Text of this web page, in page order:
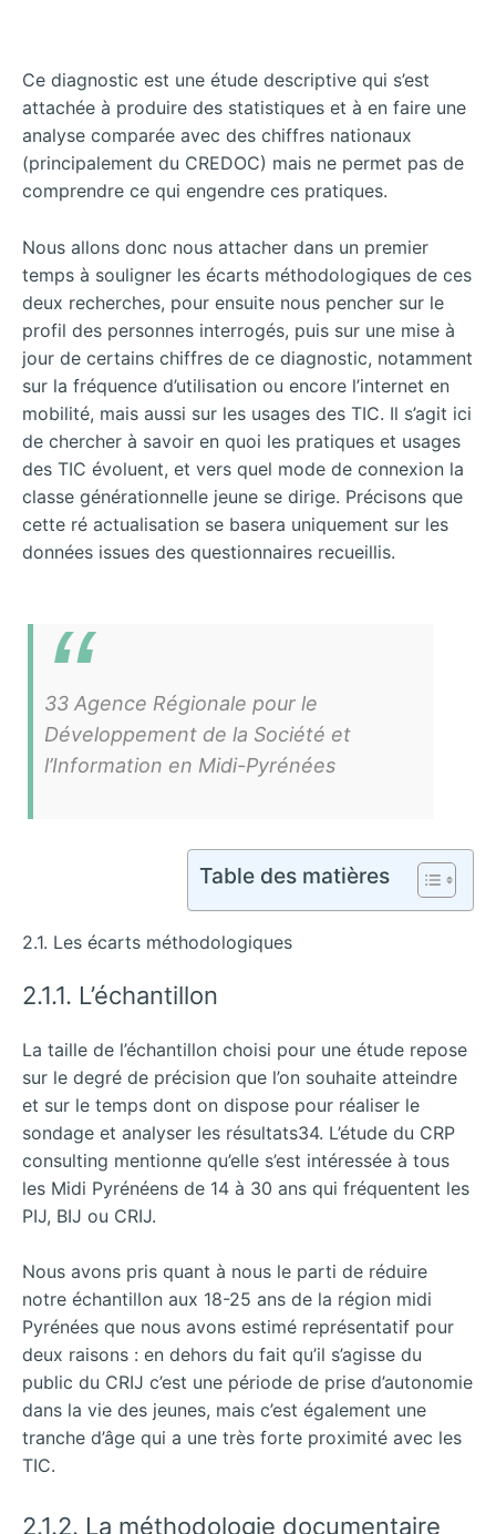
Ce diagnostic est une étude descriptive qui s’est
attachée à produire des statistiques et à en faire une
analyse comparée avec des chiffres nationaux
(principalement du CREDOC) mais ne permet pas de
comprendre ce qui engendre ces pratiques.
Nous allons donc nous attacher dans un premier
temps à souligner les écarts méthodologiques de ces
deux recherches, pour ensuite nous pencher sur le
profil des personnes interrogés, puis sur une mise à
jour de certains chiffres de ce diagnostic, notamment
sur la fréquence d’utilisation ou encore l’internet en
mobilité, mais aussi sur les usages des TIC. Il s’agit ici
de chercher à savoir en quoi les pratiques et usages
des TIC évoluent, et vers quel mode de connexion la
classe générationnelle jeune se dirige. Précisons que
cette ré actualisation se basera uniquement sur les
données issues des questionnaires recueillis.
33 Agence Régionale pour le
Développement de la Société et
l’Information en Midi-Pyrénées
Table des matières
2.1. Les écarts méthodologiques
2.1.1. L’échantillon
La taille de l’échantillon choisi pour une étude repose
sur le degré de précision que l’on souhaite atteindre
et sur le temps dont on dispose pour réaliser le
sondage et analyser les résultats34. L’étude du CRP
consulting mentionne qu’elle s’est intéressée à tous
les Midi Pyrénéens de 14 à 30 ans qui fréquentent les
PIJ, BIJ ou CRIJ.
Nous avons pris quant à nous le parti de réduire
notre échantillon aux 18-25 ans de la région midi
Pyrénées que nous avons estimé représentatif pour
deux raisons : en dehors du fait qu’il s’agisse du
public du CRIJ c’est une période de prise d’autonomie
dans la vie des jeunes, mais c’est également une
tranche d’âge qui a une très forte proximité avec les
TIC.
2.1.2. La méthodologie documentaire